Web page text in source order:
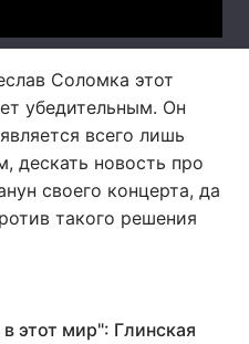
Соломка этот
убедительным. Он
всего лишь
дескать новость про
своего концерта, да
такого решения
этот мир": Глинская